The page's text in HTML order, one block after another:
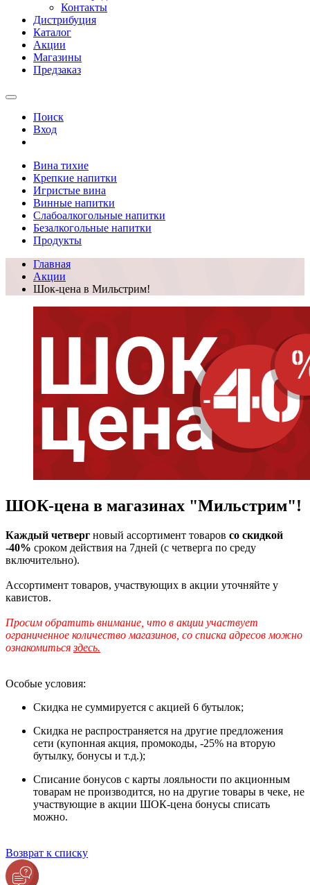
Контакты
Дистрибуция
Каталог
Акции
Магазины
Предзаказ
Поиск
Вход
Вина тихие
Крепкие напитки
Игристые вина
Винные напитки
Слабоалкогольные напитки
Безалкогольные напитки
Продукты
Главная
Акции
Шок-цена в Мильстрим!
ШОК-цена в магазинах "Мильстрим"!
Каждый четверг новый ассортимент товаров со скидкой
-40% сроком действия на 7дней (с четверга по среду
включительно).
Ассортимент товаров, участвующих в акции уточняйте у
кавистов.
Просим обратить внимание, что в акции участвует
ограниченное количество магазинов, со списка адресов можно
ознакомитьсяздесь.
Особые условия:
Скидка не суммируется с акцией 6 бутылок;
Скидка не распространяется на другие предложения
сети (купонная акция, промокоды, -25% на вторую
бутылку, бонусы и т.д.);
Списание бонусов с карты лояльности по акционным
товарам не производится, но на другие товары в чеке, не
участвующие в акции ШОК-цена бонусы списать
можно.
Возврат к списку